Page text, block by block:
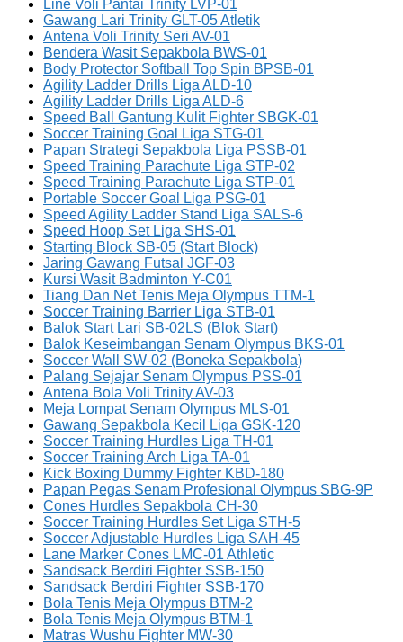
Line Voli Pantai Trinity LVP-01
Gawang Lari Trinity GLT-05 Atletik
Antena Voli Trinity Seri AV-01
Bendera Wasit Sepakbola BWS-01
Body Protector Softball Top Spin BPSB-01
Agility Ladder Drills Liga ALD-10
Agility Ladder Drills Liga ALD-6
Speed Ball Gantung Kulit Fighter SBGK-01
Soccer Training Goal Liga STG-01
Papan Strategi Sepakbola Liga PSSB-01
Speed Training Parachute Liga STP-02
Speed Training Parachute Liga STP-01
Portable Soccer Goal Liga PSG-01
Speed Agility Ladder Stand Liga SALS-6
Speed Hoop Set Liga SHS-01
Starting Block SB-05 (Start Block)
Jaring Gawang Futsal JGF-03
Kursi Wasit Badminton Y-C01
Tiang Dan Net Tenis Meja Olympus TTM-1
Soccer Training Barrier Liga STB-01
Balok Start Lari SB-02LS (Blok Start)
Balok Keseimbangan Senam Olympus BKS-01
Soccer Wall SW-02 (Boneka Sepakbola)
Palang Sejajar Senam Olympus PSS-01
Antena Bola Voli Trinity AV-03
Meja Lompat Senam Olympus MLS-01
Gawang Sepakbola Kecil Liga GSK-120
Soccer Training Hurdles Liga TH-01
Soccer Training Arch Liga TA-01
Kick Boxing Dummy Fighter KBD-180
Papan Pegas Senam Profesional Olympus SBG-9P
Cones Hurdles Sepakbola CH-30
Soccer Training Hurdles Set Liga STH-5
Soccer Adjustable Hurdles Liga SAH-45
Lane Marker Cones LMC-01 Athletic
Sandsack Berdiri Fighter SSB-150
Sandsack Berdiri Fighter SSB-170
Bola Tenis Meja Olympus BTM-2
Bola Tenis Meja Olympus BTM-1
Matras Wushu Fighter MW-30